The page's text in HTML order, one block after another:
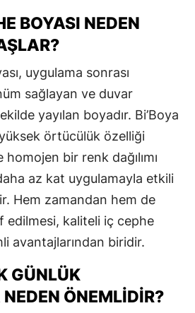
BOYASI NEDEN
uygulama sonrası
sağlayan ve duvar
yayılan boyadır. Bi’Boya
örtücülük özelliği
bir renk dağılımı
az kat uygulamayla etkili
Hem zamandan hem de
edilmesi, kaliteli iç cephe
avantajlarından biridir.
GÜNLÜK
ÖNEMLIDIR?